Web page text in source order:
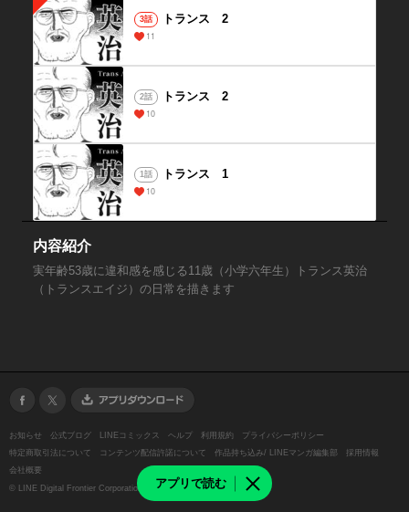
アプリで読む
3話 トランス 2
11
2話 トランス 2
10
1話 トランス 1
10
内容紹介
実年齢53歳に違和感を感じる11歳（小学六年生）トランス英治
（トランスエイジ）の日常を描きます
お知らせ 公式ブログ LINEコミックス ヘルプ 利用規約
プライバシーポリシー
特定商取引法について
コンテンツ配信許諾について 作品持ち込み/ LINEマンガ編集部
採用情報
会社概要
© LINE Digital Frontier Corporation